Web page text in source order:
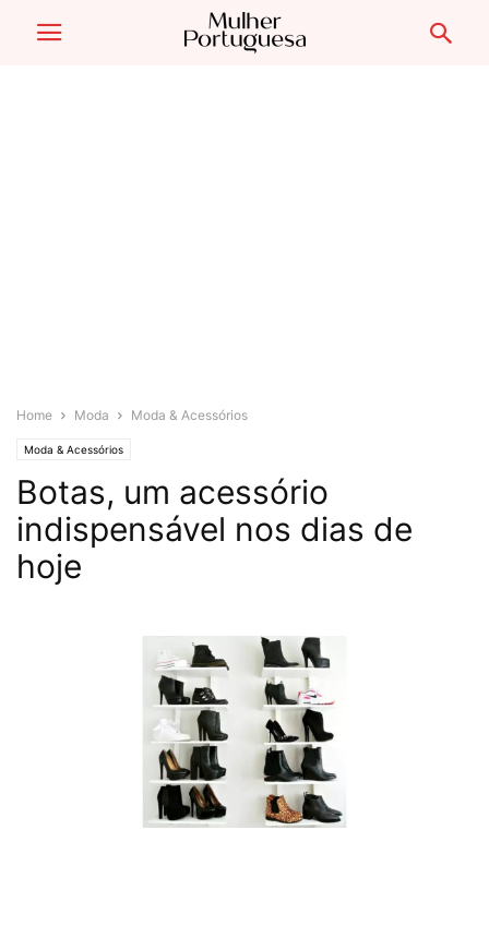
Home Moda Moda & Acessórios
Moda & Acessórios
Botas, um acessório
indispensável nos dias de
hoje